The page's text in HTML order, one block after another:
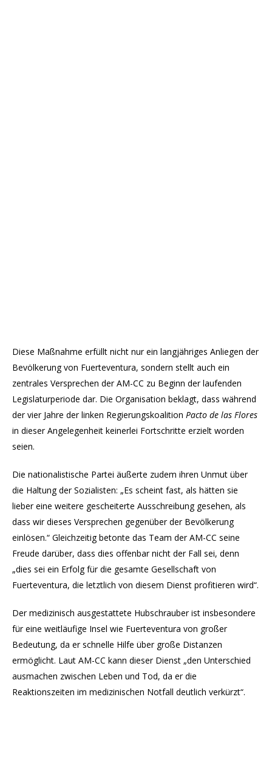
Diese Maßnahme erfüllt nicht nur ein langjähriges Anliegen der
Bevölkerung von Fuerteventura, sondern stellt auch ein
zentrales Versprechen der AM-CC zu Beginn der laufenden
Legislaturperiode dar. Die Organisation beklagt, dass während
der vier Jahre der linken Regierungskoalition Pacto de las Flores
in dieser Angelegenheit keinerlei Fortschritte erzielt worden
seien.
Die nationalistische Partei äußerte zudem ihren Unmut über
die Haltung der Sozialisten: „Es scheint fast, als hätten sie
lieber eine weitere gescheiterte Ausschreibung gesehen, als
dass wir dieses Versprechen gegenüber der Bevölkerung
einlösen.“ Gleichzeitig betonte das Team der AM-CC seine
Freude darüber, dass dies offenbar nicht der Fall sei, denn
„dies sei ein Erfolg für die gesamte Gesellschaft von
Fuerteventura, die letztlich von diesem Dienst profitieren wird“.
Der medizinisch ausgestattete Hubschrauber ist insbesondere
für eine weitläufige Insel wie Fuerteventura von großer
Bedeutung, da er schnelle Hilfe über große Distanzen
ermöglicht. Laut AM-CC kann dieser Dienst „den Unterschied
ausmachen zwischen Leben und Tod, da er die
Reaktionszeiten im medizinischen Notfall deutlich verkürzt“.